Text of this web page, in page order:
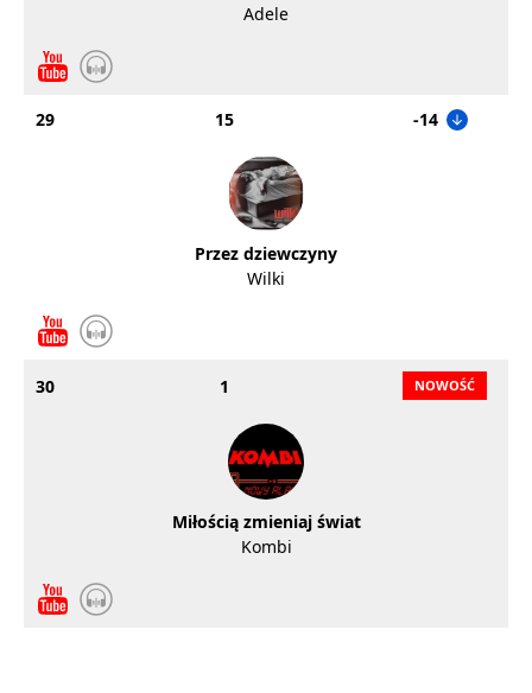
Adele
29 15 -14
Przez dziewczyny
Wilki
30 1
Miłością zmieniaj świat
Kombi